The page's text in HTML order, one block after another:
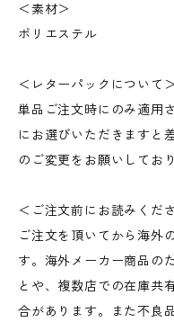
＜素材＞
ポリエステル
＜レターパックについて＞
単品ご注文時にのみ適用
にお選びいただきますと
のご変更をお願いしてお
＜ご注文前にお読みくだ
ご注文を頂いてから海外
す。海外メーカー商品の
とや、複数店での在庫共
合があります。また不良